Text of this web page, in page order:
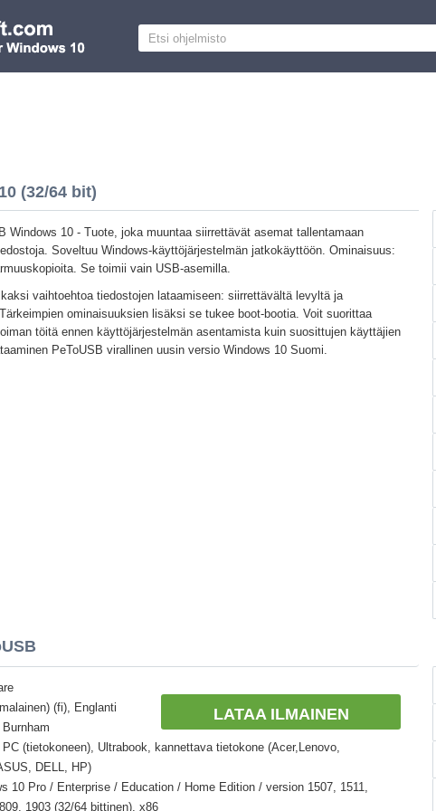
(32/64 bit)
Windows 10 - Tuote, joka muuntaa siirrettävät asemat tallentamaan
Soveltuu Windows-käyttöjärjestelmän jatkokäyttöön. Ominaisuus:
Se toimii vain USB-asemilla.
vaihtoehtoa tiedostojen lataamiseen: siirrettävältä levyltä ja
ominaisuuksien lisäksi se tukee boot-bootia. Voit suorittaa
töitä ennen käyttöjärjestelmän asentamista kuin suosittujen käyttäjien
PeToUSB virallinen uusin versio Windows 10 Suomi.
LATAA ILMAINEN
(fi), Englanti
(tietokoneen), Ultrabook, kannettava tietokone (Acer,Lenovo,
DELL, HP)
10 Pro / Enterprise / Education / Home Edition / version 1507, 1511,
1903 (32/64 bittinen), x86